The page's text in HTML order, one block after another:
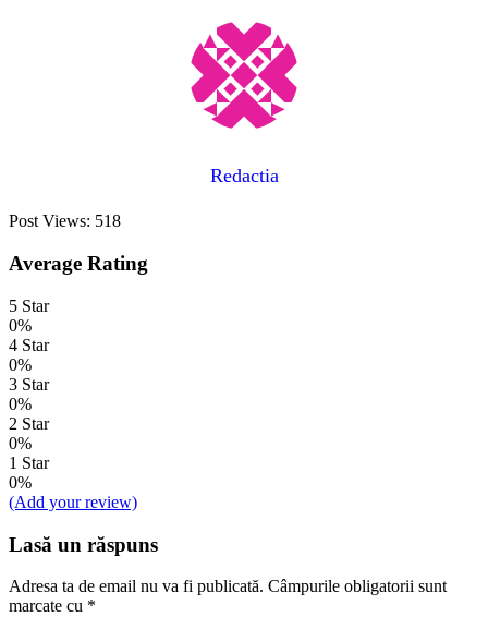
Redactia
Post Views: 518
Average Rating
5 Star
0%
4 Star
0%
3 Star
0%
2 Star
0%
1 Star
0%
(Add your review)
Lasă un răspuns
Adresa ta de email nu va fi publicată. Câmpurile obligatorii sunt
marcate cu *